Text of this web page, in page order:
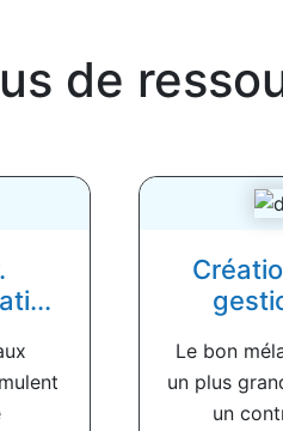
de
Le bon
un plus
un